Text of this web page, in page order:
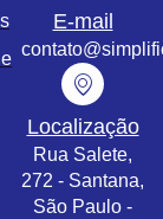
E-mail
Localização
Rua Salete,
272 - Santana,
São Paulo -